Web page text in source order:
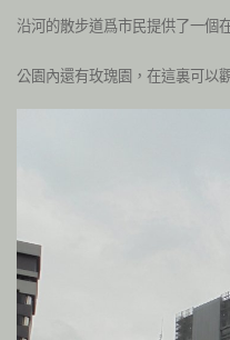
沿河的散步道爲市民提供了一個
公園內還有玫瑰園，在這裏可以